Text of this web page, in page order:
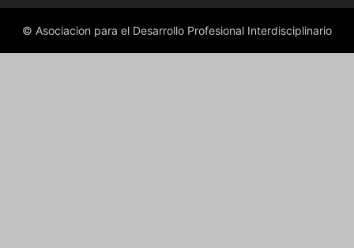
© Asociacion para el Desarrollo Profesional Interdisciplinario